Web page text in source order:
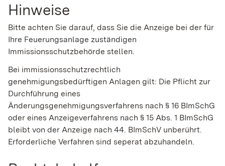
Hinweise
Bitte achten Sie darauf, dass Sie die Anzeige bei der für
Ihre Feuerungsanlage zuständigen
Immissionsschutzbehörde stellen.
Bei immissionsschutzrechtlich
genehmigungsbedürftigen Anlagen gilt: Die Pflicht zur
Durchführung eines
Änderungsgenehmigungsverfahrens nach § 16 BImSchG
oder eines Anzeigeverfahrens nach § 15 Abs. 1 BImSchG
bleibt von der Anzeige nach 44. BImSchV unberührt.
Erforderliche Verfahren sind seperat abzuhandeln.